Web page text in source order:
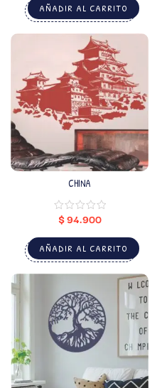
AÑADIR AL CARRITO
CHINA
$94.900
AÑADIR AL CARRITO